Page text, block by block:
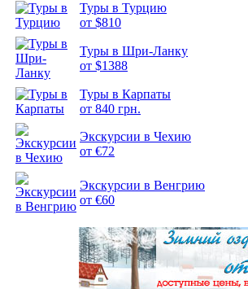
Туры в Турцию
от $810
Туры в Шри-Ланку
от $1388
Туры в Карпаты
от 840 грн.
Экскурсии в Чехию
от €72
Экскурсии в Венгрию
от €60